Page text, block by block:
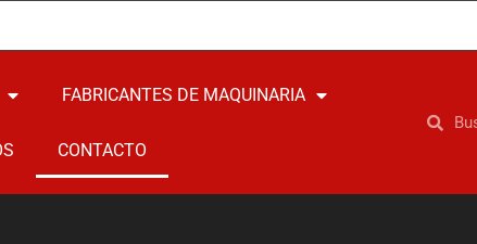
FABRICANTES DE MAQUINARIA
CONTACTO